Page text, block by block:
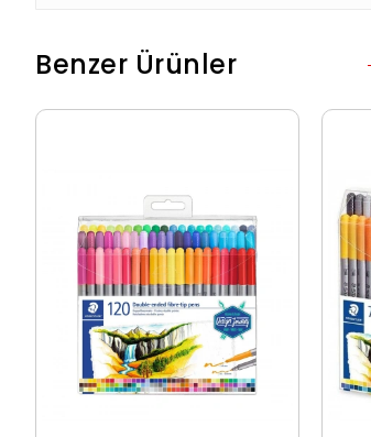
Benzer Ürünler